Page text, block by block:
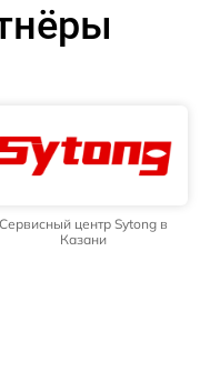
Сервисный центр Sytong в
Казани